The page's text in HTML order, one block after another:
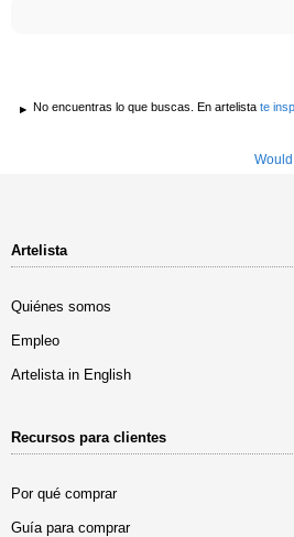
No encuentras lo que buscas. En artelista te
Artelista
Quiénes somos
Empleo
Artelista in English
Recursos para clientes
Por qué comprar
Guía para comprar